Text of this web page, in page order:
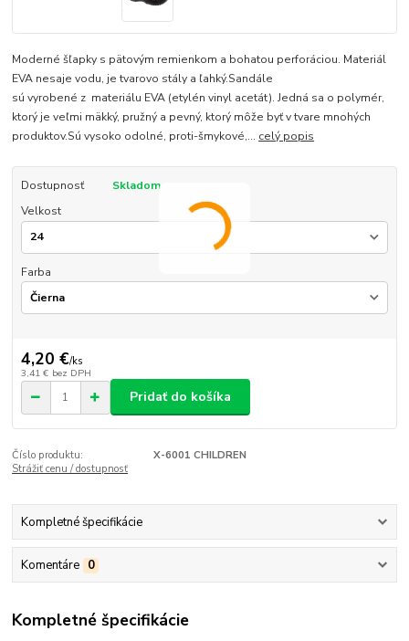
Moderné šľapky s pätovým remienkom a bohatou perforáciou. Materiál
EVA nesaje vodu, je tvarovo stály a ľahký.Sandále
sú vyrobené z materiálu EVA (etylén vinyl acetát). Jedná sa o polymér,
ktorý je veľmi mäkký, pružný a pevný, ktorý môže byť v tvare mnohých
produktov.Sú vysoko odolné, proti-šmykové,... celý popis
Dostupnosť
Skladom
Velkost
Farba
4,20 €/ks
3,41 € bez DPH
Pridať do košíka
Číslo produktu:
X-6001 CHILDREN
Strážiť cenu / dostupnosť
Kompletné špecifikácie
Komentáre 0
Kompletné špecifikácie